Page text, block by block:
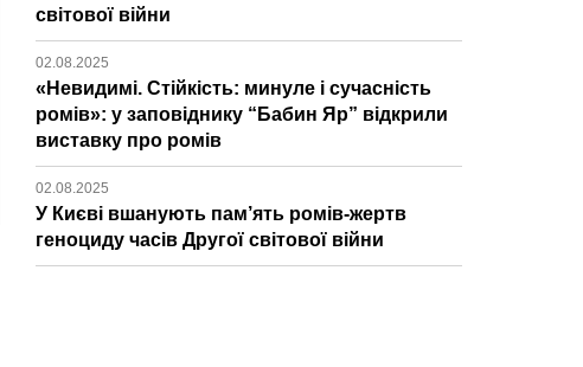
світової війни
02.08.2025
«Невидимі. Стійкість: минуле і сучасність
ромів»: у заповіднику “Бабин Яр” відкрили
виставку про ромів
02.08.2025
У Києві вшанують пам’ять ромів-жертв
геноциду часів Другої світової війни